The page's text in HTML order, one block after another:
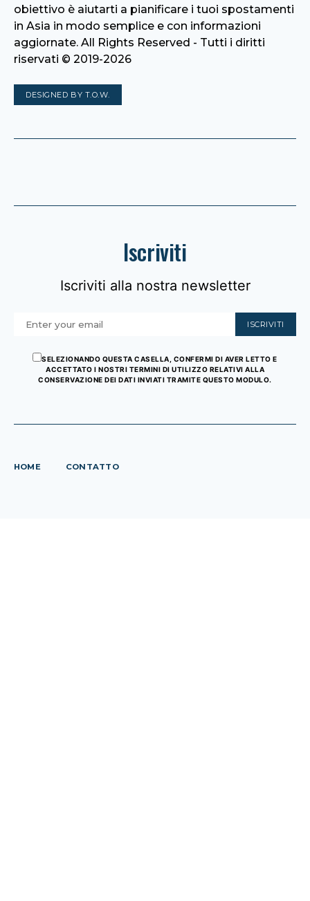
obiettivo è aiutarti a pianificare i tuoi spostamenti
in Asia in modo semplice e con informazioni
aggiornate. All Rights Reserved - Tutti i diritti
riservati © 2019-2026
DESIGNED BY T.O.W.
Iscriviti
Iscriviti alla nostra newsletter
ISCRIVITI
SELEZIONANDO QUESTA CASELLA, CONFERMI DI AVER LETTO E
ACCETTATO I NOSTRI TERMINI DI UTILIZZO RELATIVI ALLA
CONSERVAZIONE DEI DATI INVIATI TRAMITE QUESTO MODULO.
HOME CONTATTO